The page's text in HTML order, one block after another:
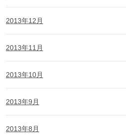
2013年12月
2013年11月
2013年10月
2013年9月
2013年8月